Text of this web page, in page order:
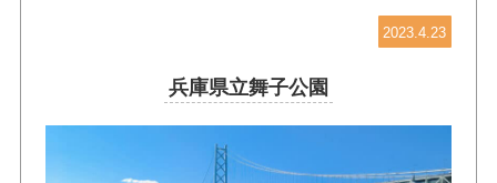
2023.4.23
兵庫県立舞子公園